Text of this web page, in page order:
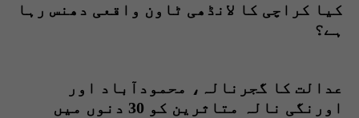
کیا کراچی کا لانڈھی ٹاون واقعی دھنس رہا
ہے؟
عدالت کا گجرنالہ، محمودآباد اور
اورنگی نالہ متاثرین کو 30 دنوں میں